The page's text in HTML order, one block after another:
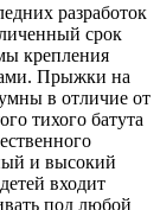
разработок
срок
крепления
Прыжки на
в отличие от
тихого батута
и высокий
входит
под любой